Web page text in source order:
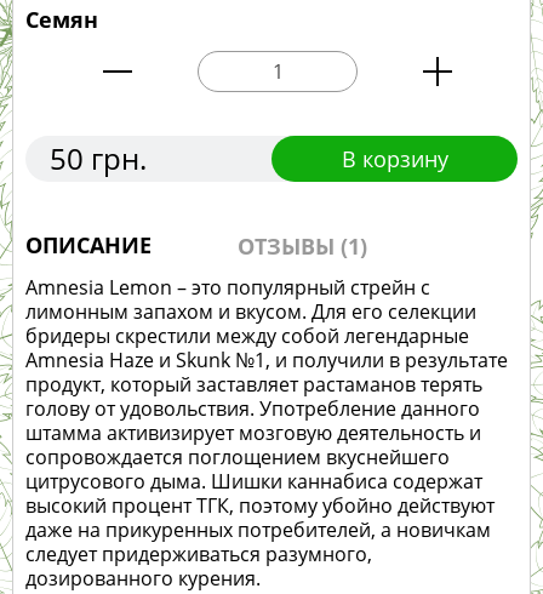
Семян
50 грн. В корзину
ОПИСАНИЕ ОТЗЫВЫ (1)
Amnesia Lemon – это популярный стрейн с
лимонным запахом и вкусом. Для его селекции
бридеры скрестили между собой легендарные
Amnesia Haze и Skunk №1, и получили в результате
продукт, который заставляет растаманов терять
голову от удовольствия. Употребление данного
штамма активизирует мозговую деятельность и
сопровождается поглощением вкуснейшего
цитрусового дыма. Шишки каннабиса содержат
высокий процент ТГК, поэтому убойно действуют
даже на прикуренных потребителей, а новичкам
следует придерживаться разумного,
дозированного курения.